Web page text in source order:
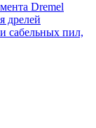
Dremel
дрелей
сабельных пил,